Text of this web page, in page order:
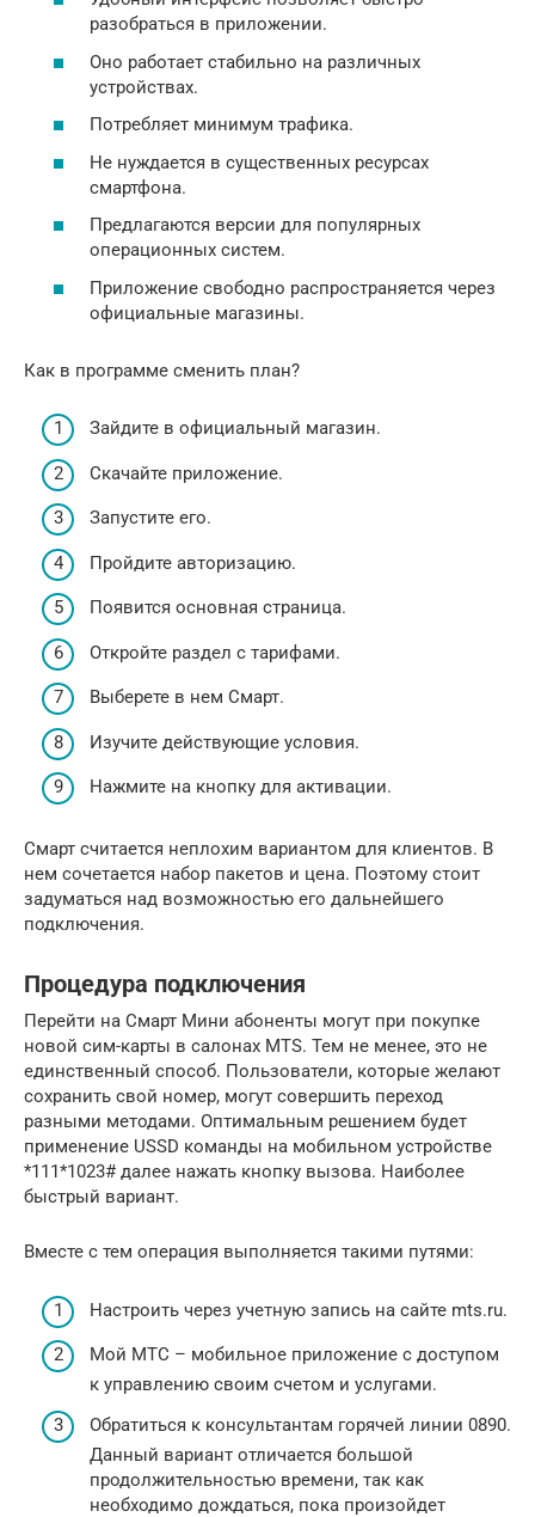
разобраться в приложении.
Оно работает стабильно на различных
устройствах.
Потребляет минимум трафика.
Не нуждается в существенных ресурсах
смартфона.
Предлагаются версии для популярных
операционных систем.
Приложение свободно распространяется через
официальные магазины.
Как в программе сменить план?
Зайдите в официальный магазин.
Скачайте приложение.
Запустите его.
Пройдите авторизацию.
Появится основная страница.
Откройте раздел с тарифами.
Выберете в нем Смарт.
Изучите действующие условия.
Нажмите на кнопку для активации.
Смарт считается неплохим вариантом для клиентов. В
нем сочетается набор пакетов и цена. Поэтому стоит
задуматься над возможностью его дальнейшего
подключения.
Процедура подключения
Перейти на Смарт Мини абоненты могут при покупке
новой сим-карты в салонах MTS. Тем не менее, это не
единственный способ. Пользователи, которые желают
сохранить свой номер, могут совершить переход
разными методами. Оптимальным решением будет
применение USSD команды на мобильном устройстве
*111*1023# далее нажать кнопку вызова. Наиболее
быстрый вариант.
Вместе с тем операция выполняется такими путями:
Настроить через учетную запись на сайте mts.ru.
Мой МТС – мобильное приложение с доступом
к управлению своим счетом и услугами.
Обратиться к консультантам горячей линии 0890.
Данный вариант отличается большой
продолжительностью времени, так как
необходимо дождаться, пока произойдет